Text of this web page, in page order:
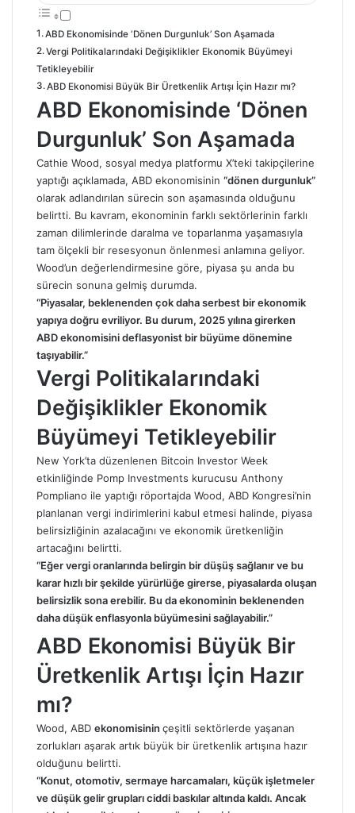
ABD Ekonomisinde ‘Dönen Durgunluk’ Son Aşamada
Vergi Politikalarındaki Değişiklikler Ekonomik Büyümeyi
Tetikleyebilir
ABD Ekonomisi Büyük Bir Üretkenlik Artışı İçin Hazır mı?
ABD Ekonomisinde ‘Dönen
Durgunluk’ Son Aşamada
Cathie Wood, sosyal medya platformu X’teki takipçilerine
yaptığı açıklamada, ABD ekonomisinin “dönen durgunluk”
olarak adlandırılan sürecin son aşamasında olduğunu
belirtti. Bu kavram, ekonominin farklı sektörlerinin farklı
zaman dilimlerinde daralma ve toparlanma yaşamasıyla
tam ölçekli bir resesyonun önlenmesi anlamına geliyor.
Wood’un değerlendirmesine göre, piyasa şu anda bu
sürecin sonuna gelmiş durumda.
“Piyasalar, beklenenden çok daha serbest bir ekonomik
yapıya doğru evriliyor. Bu durum, 2025 yılına girerken
ABD ekonomisini deflasyonist bir büyüme dönemine
taşıyabilir.”
Vergi Politikalarındaki
Değişiklikler Ekonomik
Büyümeyi Tetikleyebilir
New York’ta düzenlenen Bitcoin Investor Week
etkinliğinde Pomp Investments kurucusu Anthony
Pompliano ile yaptığı röportajda Wood, ABD Kongresi’nin
planlanan vergi indirimlerini kabul etmesi halinde, piyasa
belirsizliğinin azalacağını ve ekonomik üretkenliğin
artacağını belirtti.
“Eğer vergi oranlarında belirgin bir düşüş sağlanır ve bu
karar hızlı bir şekilde yürürlüğe girerse, piyasalarda oluşan
belirsizlik sona erebilir. Bu da ekonominin beklenenden
daha düşük enflasyonla büyümesini sağlayabilir.”
ABD Ekonomisi Büyük Bir
Üretkenlik Artışı İçin Hazır
mı?
Wood, ABD ekonomisinin çeşitli sektörlerde yaşanan
zorlukları aşarak artık büyük bir üretkenlik artışına hazır
olduğunu belirtti.
“Konut, otomotiv, sermaye harcamaları, küçük işletmeler
ve düşük gelir grupları ciddi baskılar altında kaldı. Ancak